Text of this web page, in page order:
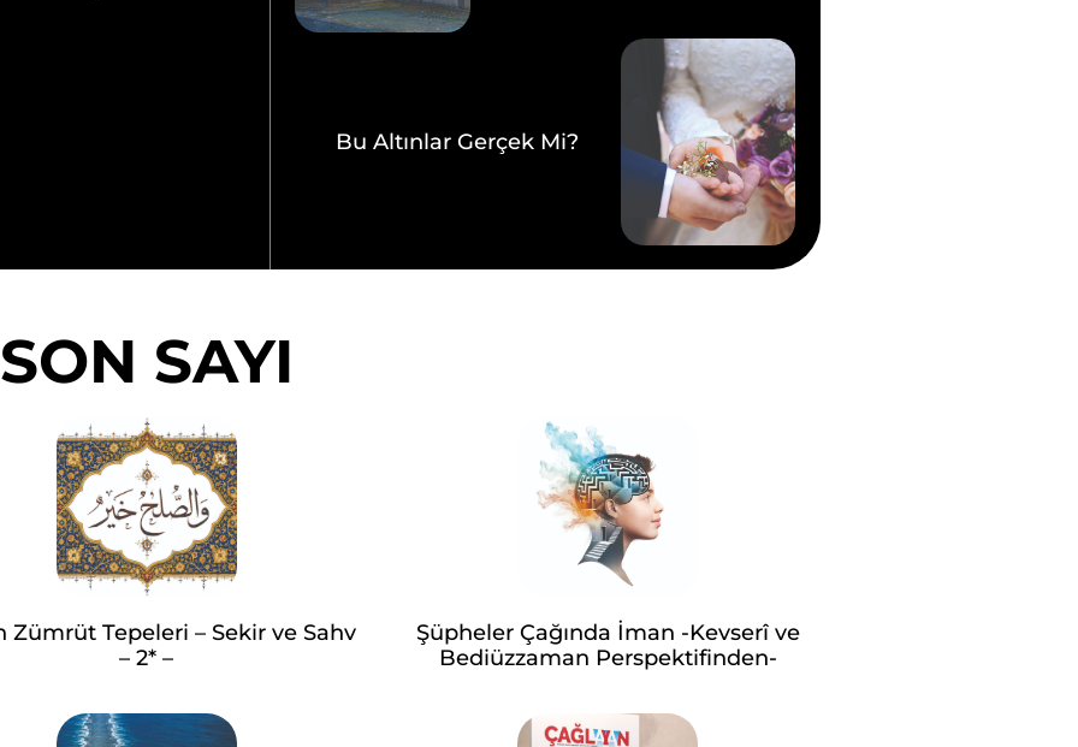
Bu Altınlar Gerçek Mi?
SON SAYI
Zümrüt Tepeleri – Sekir ve Sahv
– 2* –
Şüpheler Çağında İman -Kevserî ve
Bediüzzaman Perspektifinden-